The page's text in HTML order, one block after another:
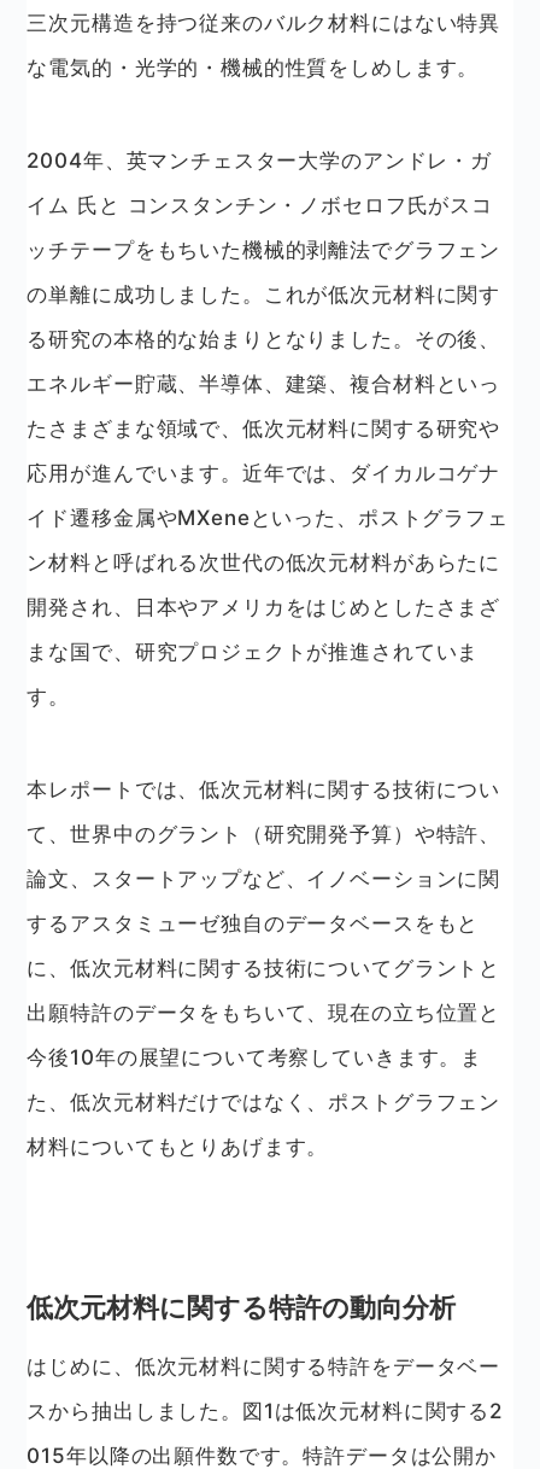
三次元構造を持つ従来のバルク材料にはない特異
な電気的・光学的・機械的性質をしめします。
2004年、英マンチェスター大学のアンドレ・ガ
イム 氏と コンスタンチン・ノボセロフ氏がスコ
ッチテープをもちいた機械的剥離法でグラフェン
の単離に成功しました。これが低次元材料に関す
る研究の本格的な始まりとなりました。その後、
エネルギー貯蔵、半導体、建築、複合材料といっ
たさまざまな領域で、低次元材料に関する研究や
応用が進んでいます。近年では、ダイカルコゲナ
イド遷移金属やMXeneといった、ポストグラフェ
ン材料と呼ばれる次世代の低次元材料があらたに
開発され、日本やアメリカをはじめとしたさまざ
まな国で、研究プロジェクトが推進されていま
す。
本レポートでは、低次元材料に関する技術につい
て、世界中のグラント（研究開発予算）や特許、
論文、スタートアップなど、イノベーションに関
するアスタミューゼ独自のデータベースをもと
に、低次元材料に関する技術についてグラントと
出願特許のデータをもちいて、現在の立ち位置と
今後10年の展望について考察していきます。ま
た、低次元材料だけではなく、ポストグラフェン
材料についてもとりあげます。
低次元材料に関する特許の動向分析
はじめに、低次元材料に関する特許をデータベー
スから抽出しました。図1は低次元材料に関する2
015年以降の出願件数です。特許データは公開か